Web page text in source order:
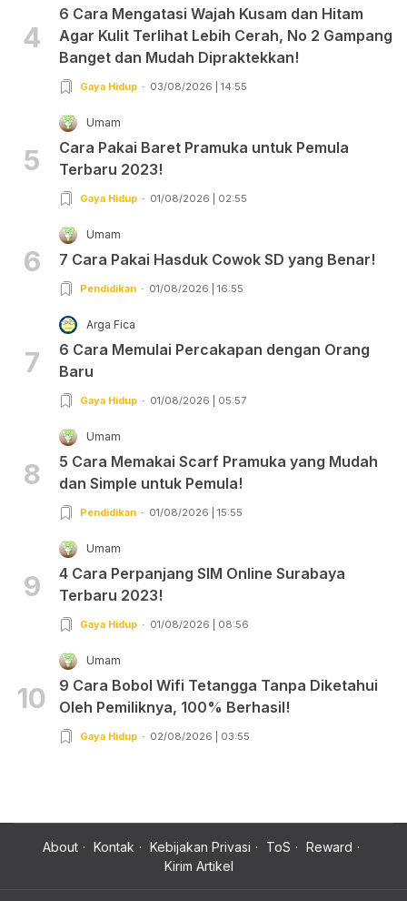
4
6 Cara Mengatasi Wajah Kusam dan Hitam
Agar Kulit Terlihat Lebih Cerah, No 2 Gampang
Banget dan Mudah Dipraktekkan!
Gaya Hidup 03/08/2026 | 14:55
5
Umam
Cara Pakai Baret Pramuka untuk Pemula
Terbaru 2023!
Gaya Hidup 01/08/2026 | 02:55
6
Umam
7 Cara Pakai Hasduk Cowok SD yang Benar!
Pendidikan 01/08/2026 | 16:55
7
Arga Fica
6 Cara Memulai Percakapan dengan Orang
Baru
Gaya Hidup 01/08/2026 | 05:57
8
Umam
5 Cara Memakai Scarf Pramuka yang Mudah
dan Simple untuk Pemula!
Pendidikan 01/08/2026 | 15:55
9
Umam
4 Cara Perpanjang SIM Online Surabaya
Terbaru 2023!
Gaya Hidup 01/08/2026 | 08:56
10
Umam
9 Cara Bobol Wifi Tetangga Tanpa Diketahui
Oleh Pemiliknya, 100% Berhasil!
Gaya Hidup 02/08/2026 | 03:55
About Kontak Kebijakan Privasi ToS
Reward
Kirim Artikel